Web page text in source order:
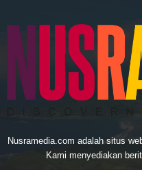
Nusramedia.com adalah situs
Kami menyediakan